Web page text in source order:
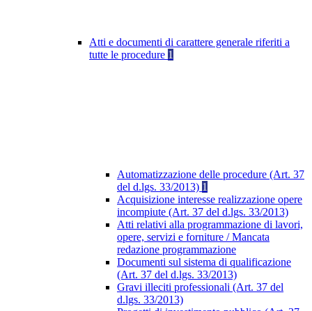
Atti e documenti di carattere generale riferiti a
tutte le procedure 1
Automatizzazione delle procedure (Art. 37
del d.lgs. 33/2013) 1
Acquisizione interesse realizzazione opere
incompiute (Art. 37 del d.lgs. 33/2013)
Atti relativi alla programmazione di lavori,
opere, servizi e forniture / Mancata
redazione programmazione
Documenti sul sistema di qualificazione
(Art. 37 del d.lgs. 33/2013)
Gravi illeciti professionali (Art. 37 del
d.lgs. 33/2013)